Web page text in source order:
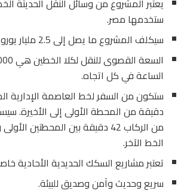
يعتبر المشروع من وسائل النقل الحديثة
ستخدمها مصر.
سيكلف المشروع ما يصل إلى 2.5 مليار يورو.
الساعة في كل اتجاه.
دقيقة من المحطة الأولى إلى الأخيرة.
من الركاب 42 دقيقة بين المحطتين
الخط الآخر.
تعتبر مشاريع السكك الحديدية الأحادية
سريع وحديث وآمن وصديق للبيئة.